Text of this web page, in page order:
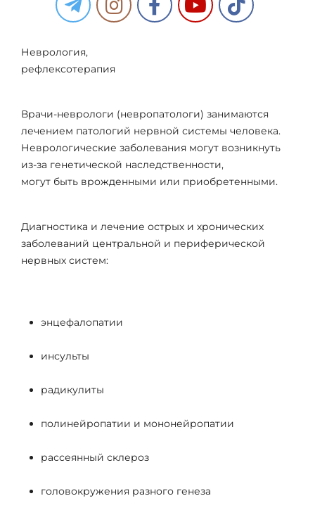
Неврология,
рефлексотерапия
Врачи-неврологи (невропатологи) занимаются
лечением патологий нервной системы человека.
Неврологические заболевания могут возникнуть
из-за генетической наследственности,
могут быть врожденными или приобретенными.
Диагностика и лечение острых и хронических
заболеваний центральной и периферической
нервных систем:
энцефалопатии
инсульты
радикулиты
полинейропатии и мононейропатии
рассеянный склероз
головокружения разного генеза